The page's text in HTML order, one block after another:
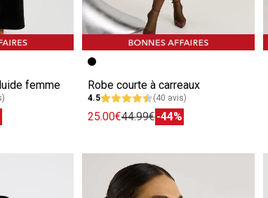
femme
Image précédente
Image suivante
Robe courte à carreaux
4.5 (40 avis)
25.00€44.99€-44%